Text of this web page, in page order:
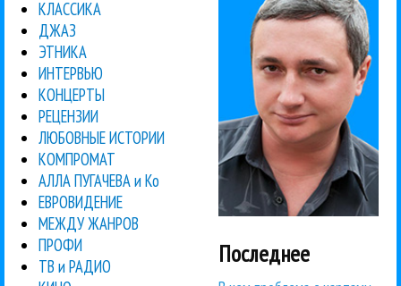
КЛАССИКА
ДЖАЗ
ЭТНИКА
ИНТЕРВЬЮ
КОНЦЕРТЫ
РЕЦЕНЗИИ
ЛЮБОВНЫЕ ИСТОРИИ
КОМПРОМАТ
АЛЛА ПУГАЧЕВА и Ко
ЕВРОВИДЕНИЕ
МЕЖДУ ЖАНРОВ
ПРОФИ
ТВ и РАДИО
Последнее